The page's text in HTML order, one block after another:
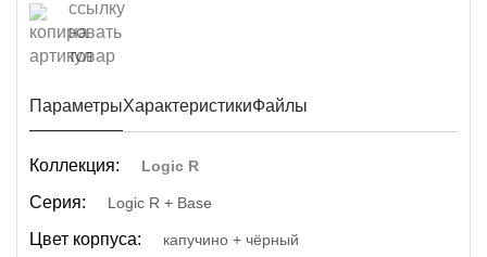
ПараметрыХарактеристикиФайлы
Коллекция: Logic R
Серия: Logic R + Base
Цвет корпуса: капучино + чёрный